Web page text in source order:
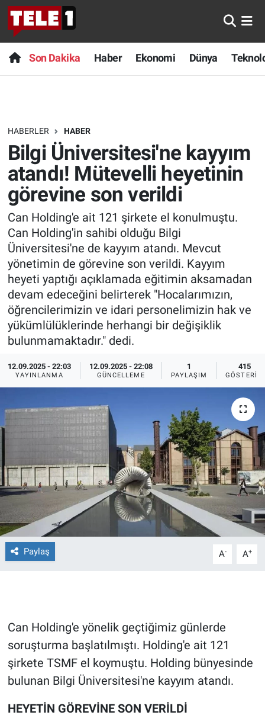
Son Dakika Haber Ekonomi Dünya
HABERLER HABER
Bilgi Üniversitesi'ne kayyım
atandı! Mütevelli heyetinin
görevine son verildi
Can Holding'e ait 121 şirkete el konulmuştu.
Can Holding'in sahibi olduğu Bilgi
Üniversitesi'ne de kayyım atandı. Mevcut
yönetimin de görevine son verildi. Kayyım
heyeti yaptığı açıklamada eğitimin aksamadan
devam edeceğini belirterek "Hocalarımızın,
öğrencilerimizin ve idari personelimizin hak ve
yükümlülüklerinde herhangi bir değişiklik
bulunmamaktadır." dedi.
12.09.2025 - 22:03
YAYINLANMA
12.09.2025 - 22:08
GÜNCELLEME
1
PAYLAŞIM
415
GÖSTERIM
Paylaş A- A+
Can Holding'e yönelik geçtiğimiz günlerde
soruşturma başlatılmıştı. Holding'e ait 121
şirkete TSMF el koymuştu. Holding bünyesinde
bulunan Bilgi Üniversitesi'ne kayyım atandı.
HEYETİN GÖREVİNE SON VERİLDİ
Anında Manşet
Başka Sohbetler
Bilim turu
Bilim ve Teknoloji Evreni
Doğa Konuşuyor
Dünya
Ege Saati
Ege'den Esintiler
Eğitim
Eğlence
Ekonomi
Forum
Gerçeğin İzinde
Gün Başlıyor
Gün Bitiyor
Gün Ortası
Gündem Özel
İlan
Kimdir
Koronavirüs
Son Dakika
Haber
Dünya
Teknoloji
Sağlık
Spor
Yayın Akışı
İletişim
Nöbetçi Eczaneler
Hava Durumu
Trafik Durumu
Süper Lig Puan Durumu ve Fikstür
Tüm Manşetler
Son Dakika Haberleri
Haber Arşivi